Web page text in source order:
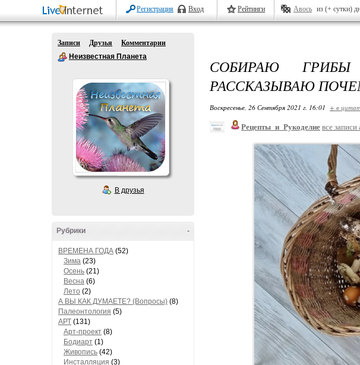
Регистрация Вход Рейтинги Авось из (+ сутки)
Записи Друзья
Комментарии
Неизвестная Планета
В друзья
-
Рубрики
ВРЕМЕНА ГОДА (52)
Зима (23)
Осень (21)
Весна (6)
Лето (2)
А ВЫ КАК ДУМАЕТЕ? (Вопросы) (8)
Палеонтология (5)
АРТ (131)
Арт-проект (8)
Бодиарт (1)
Живопись (42)
Инсталляция (3)
СОБИРАЮ
РАССКАЗЫВАЮ
Воскресенье, 26 Сентября 2021 г. 16:01 + в
Рецепты_и_Рукоделие все записи